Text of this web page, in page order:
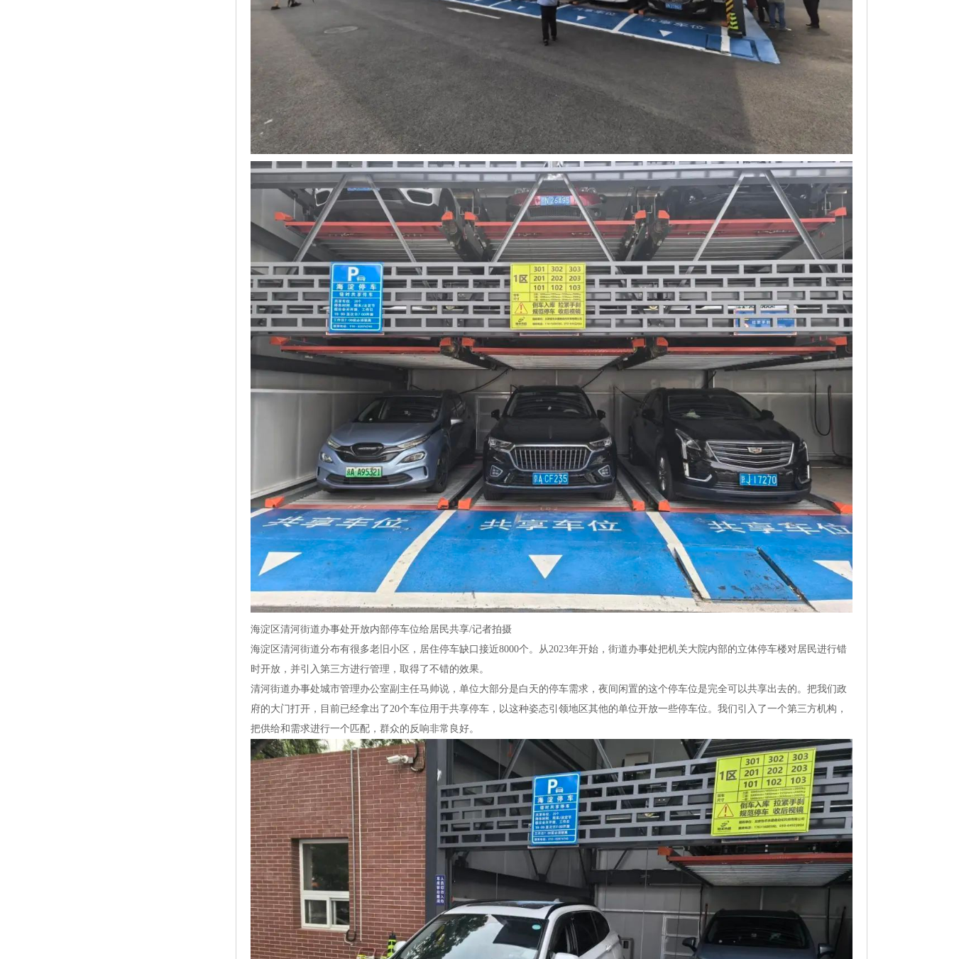
海淀区清河街道办事处开放内部停车位给居民共享/记者拍摄
海淀区清河街道分布有很多老旧小区，居住停车缺口接近8000个。从2023年开始，街道办事处把机关大院内部的立体停车楼对居民进行错
时开放，并引入第三方进行管理，取得了不错的效果。
清河街道办事处城市管理办公室副主任马帅说，单位大部分是白天的停车需求，夜间闲置的这个停车位是完全可以共享出去的。把我们政
府的大门打开，目前已经拿出了20个车位用于共享停车，以这种姿态引领地区其他的单位开放一些停车位。我们引入了一个第三方机构，
把供给和需求进行一个匹配，群众的反响非常良好。